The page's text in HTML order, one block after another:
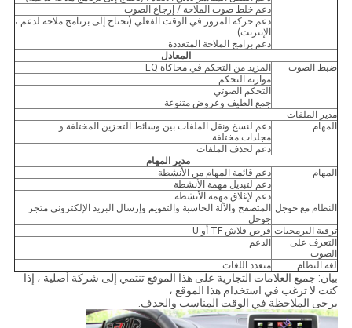
دعم خلط صوت الملاحة / إرجاع الصوت
دعم حركة المرور في الوقت الفعلي (تحتاج إلى برنامج ملاحة لدعم ،
الإنترنت)
دعم برامج الملاحة المتعددة
المعادل
ضبط الصوت
المزيد من التحكم في محاكاة EQ
موازنة التحكم
التحكم الصوتي
جمع الطيف وعروض متنوعة
مدير الملفات
المهام
دعم لنسخ ونقل الملفات بين وسائط التخزين المختلفة و
مجلدات مختلفة
دعم لحذف الملفات
مدير المهام
المهام
دعم قائمة المهام من الأنشطة
دعم لتبديل مهمة الأنشطة
دعم لإغلاق مهمة الأنشطة
النظام مع جوجل المتصفح والآلة الحاسبة والتقويم وإرسال البريد الإلكتروني متجر
جوجل
ترقية البرمجيات قرص فلاش TF أو U
التعرف على
الصوت
الدعم
لغة النظام متعدد اللغات
بيان: جميع العلامات التجارية على هذا الموقع تنتمي إلى شركة أصلية ، إذا
كنت لا ترغب في استخدام هذا الموقع ،
يرجى الملاحظة في الوقت المناسب والحذف.